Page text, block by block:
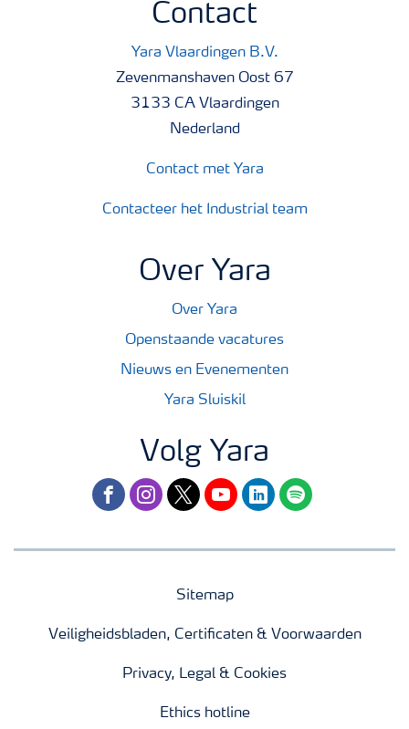
Contact
Yara Vlaardingen B.V.
Zevenmanshaven Oost 67
3133 CA Vlaardingen
Nederland
Contact met Yara
Contacteer het Industrial team
Over Yara
Over Yara
Openstaande vacatures
Nieuws en Evenementen
Yara Sluiskil
Volg Yara
facebookinstagram
twitteryoutubelinkedinspotify
Sitemap
Veiligheidsbladen, Certificaten & Voorwaarden
Privacy, Legal & Cookies
Ethics hotline